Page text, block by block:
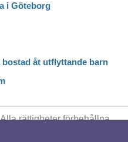
i Göteborg
åt utflyttande barn
rättigheter förbehållna.